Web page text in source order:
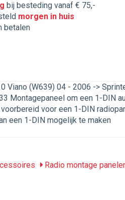
bij besteding vanaf € 75,-
morgen in huis
betalen
Viano (W639) 04 - 2006 ->
Montagepaneel om een 1-DIN
voor een 1-DIN
een 1-DIN mogelijk te maken
Radio montage